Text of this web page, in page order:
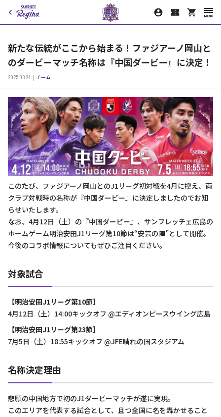
新たな伝統がここから始まる！ファジアーノ岡山と
のダービーマッチ名称は『中国ダービー』に決定！
2025.03.24 チーム
このたび、ファジアーノ岡山とのJ1リーグ初対戦を4月に控え、両
クラブ対戦時の名称が『中国ダービー』に決定しましたのでお知
らせいたします。
なお、4月12日（土）の『中国ダービー』、サンフレッチェ広島の
ホームゲーム明治安田J1リーグ第10節は“安芸の陣”として開催。
今後のコラボ情報についてもぜひご注目ください。
対象試合
【明治安田J1リーグ第10節】
4月12日（土）14:00キックオフ @エディオンピースウイング広島
【明治安田J1リーグ第23節】
7月5日（土）18:55キックオフ @JFE晴れの国スタジアム
名称決定理由
悲願の中国地方で初のJ1ダービーマッチが遂に実現。
このエリアを代表する試合として、且つ全国に名を轟かせること